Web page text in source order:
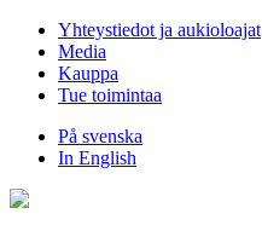
Hyppää
sisältöön
Yhteystiedot ja aukioloajat
Media
Kauppa
Tue toimintaa
På svenska
In English